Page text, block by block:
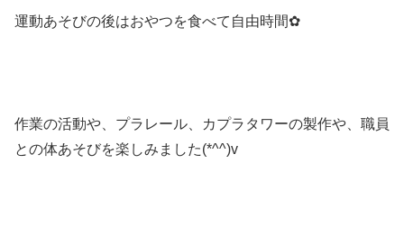
運動あそびの後はおやつを食べて自由時間✿
作業の活動や、プラレール、カプラタワーの製作や、職員
との体あそびを楽しみました(*^^)v